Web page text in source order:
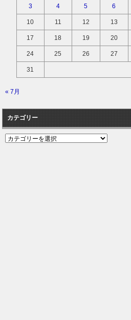
3 4 5 6
10 11 12 13
17 18 19 20
24 25 26 27
31
« 7月
カテゴリー
カ